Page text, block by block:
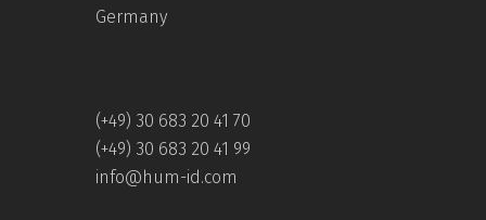
Germany
(+49) 30 683 20 41 70
(+49) 30 683 20 41 99
info@hum-id.com